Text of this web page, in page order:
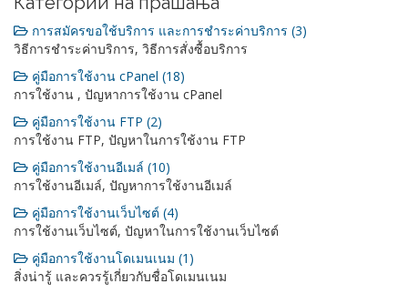
การสมัครขอใช้บริการ และการชำระค่าบริการ (3)
วิธีการชำระค่าบริการ, วิธีการสั่งซื้อบริการ
คู่มือการใช้งาน cPanel (18)
การใช้งาน , ปัญหาการใช้งาน cPanel
คู่มือการใช้งาน FTP (2)
การใช้งาน FTP, ปัญหาในการใช้งาน FTP
คู่มือการใช้งานอีเมล์ (10)
การใช้งานอีเมล์, ปัญหาการใช้งานอีเมล์
คู่มือการใช้งานเว็บไซต์ (4)
การใช้งานเว็บไซต์, ปัญหาในการใช้งานเว็บไซต์
คู่มือการใช้งานโดเมนเนม (1)
สิ่งน่ารู้ และควรรู้เกี่ยวกับชื่อโดเมนเนม